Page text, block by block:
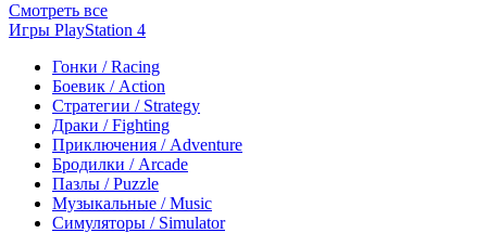
Смотреть все
Игры PlayStation 4
Гонки / Racing
Боевик / Action
Стратегии / Strategy
Драки / Fighting
Приключения / Adventure
Бродилки / Arcade
Пазлы / Puzzle
Музыкальные / Music
Симуляторы / Simulator